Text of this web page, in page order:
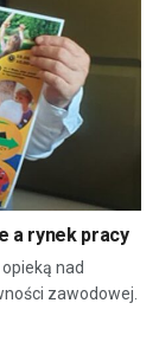
a rynek pracy
nad
zawodowej.